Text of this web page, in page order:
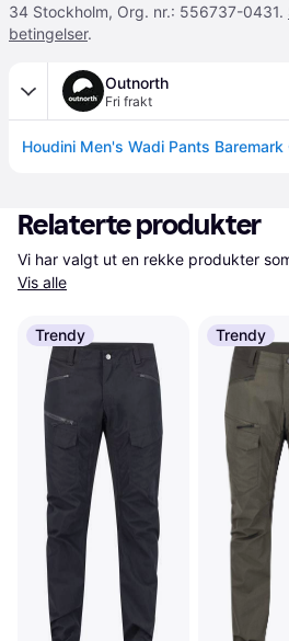
34 Stockholm, Org. nr.: 556737-0431.
betingelser.
Outnorth
Fri frakt
Houdini Men's Wadi Pants Baremark
Relaterte produkter
Vis alle
Trendy Trendy